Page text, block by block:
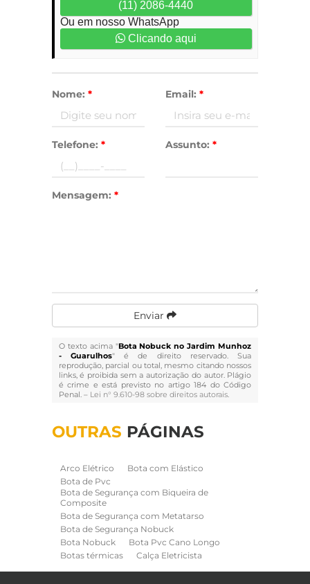
(11) 2086-4440
Ou em nosso WhatsApp
Clicando aqui
Nome: * Email: *
Telefone: * Assunto: *
Mensagem: *
Enviar
O texto acima "Bota Nobuck no Jardim Munhoz
- Guarulhos" é de direito reservado. Sua
reprodução, parcial ou total, mesmo citando nossos
links, é proibida sem a autorização do autor. Plágio
é crime e está previsto no artigo 184 do Código
Penal. – Lei n° 9.610-98 sobre direitos autorais.
OUTRAS PÁGINAS
Arco Elétrico
Bota com Elástico
Bota de Pvc
Bota de Segurança com Biqueira de
Composite
Bota de Segurança com Metatarso
Bota de Segurança Nobuck
Bota Nobuck
Bota Pvc Cano Longo
Botas térmicas
Calça Eletricista